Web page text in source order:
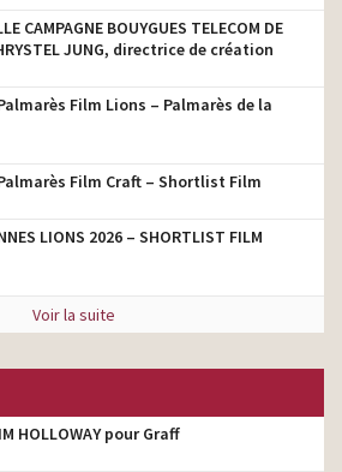
CAMPAGNE BOUYGUES TELECOM DE
JUNG, directrice de création
Palmarès Film Lions – Palmarès de la
Palmarès Film Craft – Shortlist Film
LIONS 2026 – SHORTLIST FILM
Voir la suite
HOLLOWAY pour Graff